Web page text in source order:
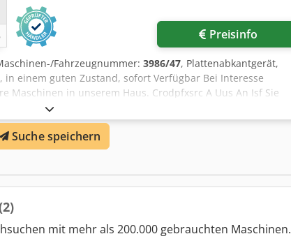
Preisinfo
Fahrzeugnummer: 3986/47, Plattenabkantgerät,
einem guten Zustand, sofort Verfügbar Bei Interesse
Maschinen in unserem Haus. Crodpfxsrc A Uus An Isf Sie
die Maschine in unserem Haus zu
Suche speichern
mit mehr als 200.000 gebrauchten Maschinen.